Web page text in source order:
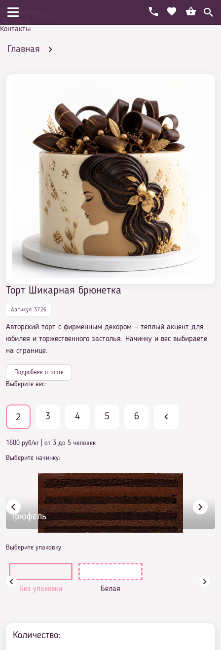
О компании
Контакты
Главная
Праздничный торт на день рождения
По возрастам
Торт на совершеннолетие 18 лет
Торт на 18 лет девушке
Торт на 18 лет девушке прикольный
Торт Шикарная брюнетка
Торт Шикарная брюнетка
Артикул 3726
Авторский торт с фирменным декором — тёплый акцент для
юбилея и торжественного застолья. Начинку и вес выбираете
на странице.
Подробнее о торте
Выберите вес:
2 3 4 5 6
1600 руб/кг от 3 до 5 человек
Выберите начинку:
Трюфель
Выберите упаковку:
Без упаковки Белая
Количество: